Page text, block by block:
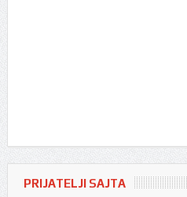
PRIJATELJI SAJTA